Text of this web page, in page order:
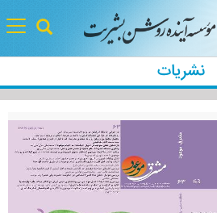
نشریات